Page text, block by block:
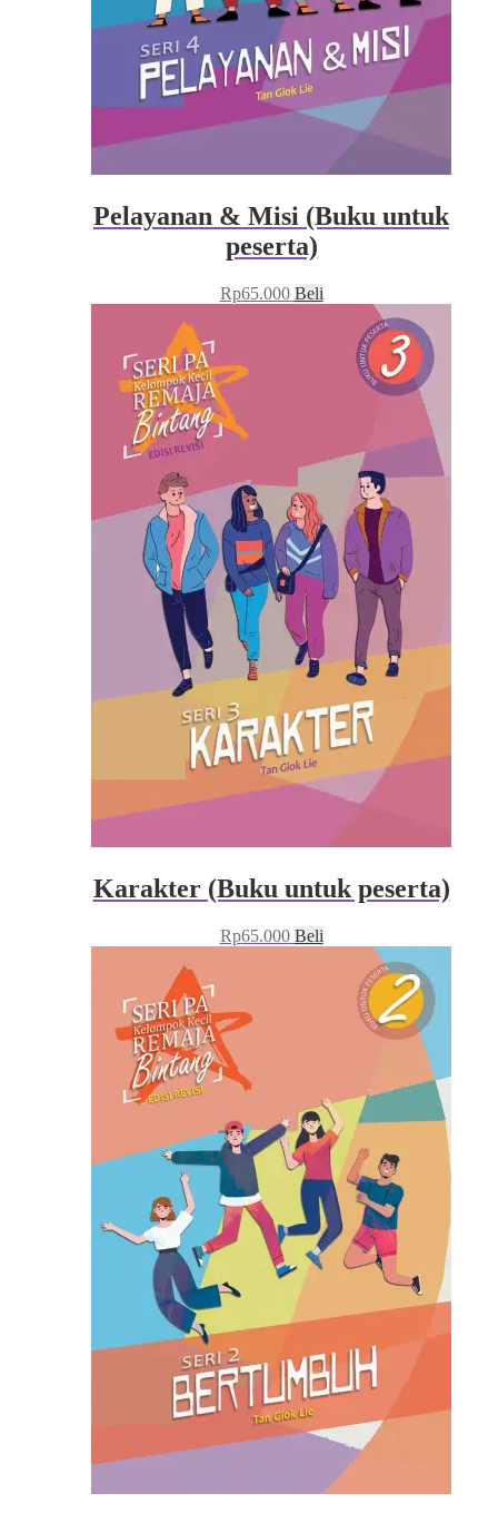
Pelayanan & Misi (Buku untuk
peserta)
Rp65.000 Beli
Karakter (Buku untuk peserta)
Rp65.000 Beli